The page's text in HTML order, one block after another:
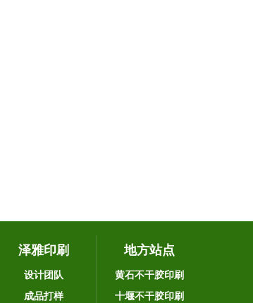
泽雅印刷
设计团队
成品打样
地方站点
黄石不干胶印刷
十堰不干胶印刷